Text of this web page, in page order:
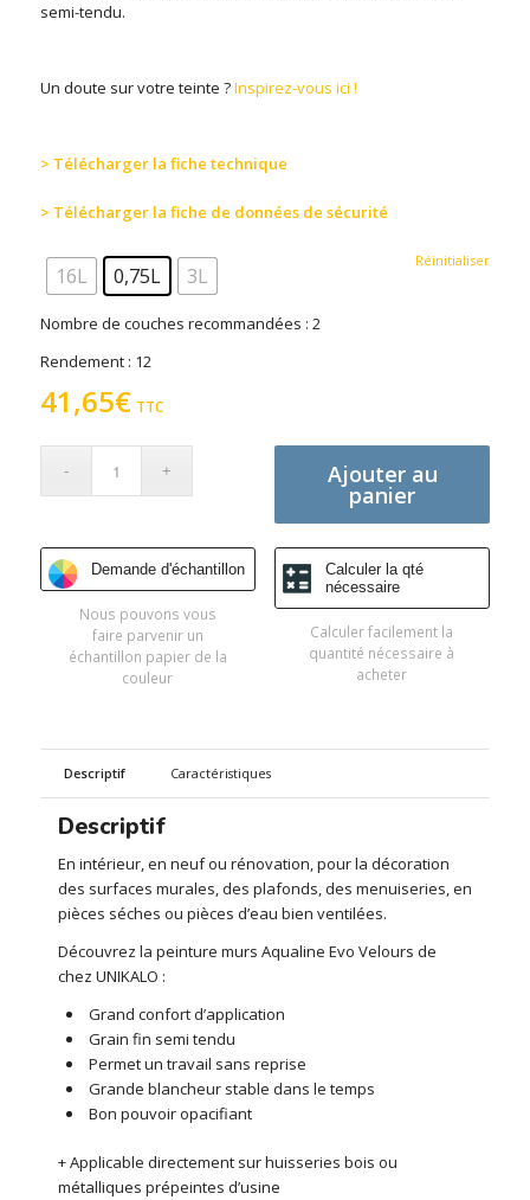
semi-tendu.
Un doute sur votre teinte ?Inspirez-vous ici !
> Télécharger la fiche technique
> Télécharger la fiche de données de sécurité
16L 0,75L 3L
Réinitialiser
Nombre de couches recommandées : 2
Rendement : 12
41,65€ TTC
Ajouter au
panier
Demande d'échantillon
Nous pouvons vous
faire parvenir un
échantillon papier de la
couleur
Calculer la qté
nécessaire
Calculer facilement la
quantité nécessaire à
acheter
Descriptif Caractéristiques
Descriptif
En intérieur, en neuf ou rénovation, pour la décoration
des surfaces murales, des plafonds, des menuiseries, en
pièces séches ou pièces d’eau bien ventilées.
Découvrez la peinture murs Aqualine Evo Velours de
chez UNIKALO :
Grand confort d’application
Grain fin semi tendu
Permet un travail sans reprise
Grande blancheur stable dans le temps
Bon pouvoir opacifiant
+ Applicable directement sur huisseries bois ou
métalliques prépeintes d’usine